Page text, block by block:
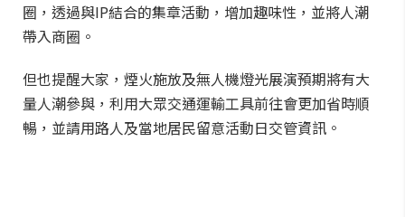
圈，透過與IP結合的集章活動，增加趣味性，並將人潮
帶入商圈。
但也提醒大家，煙火施放及無人機燈光展演預期將有大
量人潮參與，利用大眾交通運輸工具前往會更加省時順
暢，並請用路人及當地居民留意活動日交管資訊。